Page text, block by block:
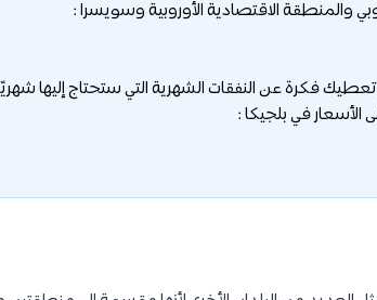
فكرة عن النفقات الشهرية التي ستحتاج إليها
الأسعار في بلجيكا :